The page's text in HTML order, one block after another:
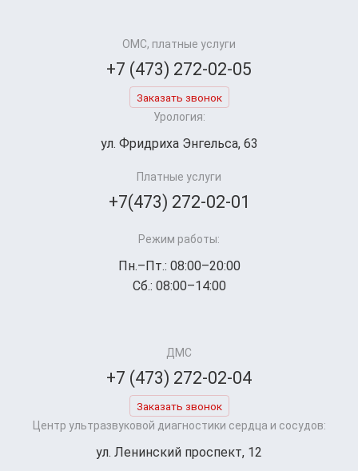
ОМС, платные услуги
+7 (473) 272-02-05
Заказать звонок
Урология:
ул. Фридриха Энгельса, 63
Платные услуги
+7(473) 272-02-01
Режим работы:
Пн.–Пт.: 08:00–20:00
Сб.: 08:00–14:00
ДМС
+7 (473) 272-02-04
Заказать звонок
Центр ультразвуковой диагностики сердца и сосудов:
ул. Ленинский проспект, 12